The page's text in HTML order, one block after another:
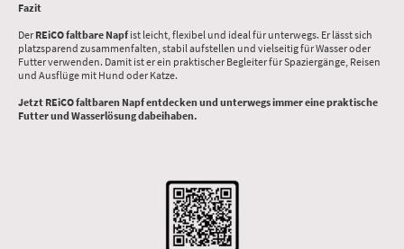
Fazit
Der REiCO faltbare Napfist leicht, flexibel und ideal für unterwegs. Er lässt sich
platzsparend zusammenfalten, stabil aufstellen und vielseitig für Wasser oder
Futter verwenden. Damit ist er ein praktischer Begleiter für Spaziergänge, Reisen
und Ausflüge mit Hund oder Katze.
Jetzt REiCO faltbaren Napf entdecken und unterwegs immer eine praktische
Futter und Wasserlösung dabeihaben.